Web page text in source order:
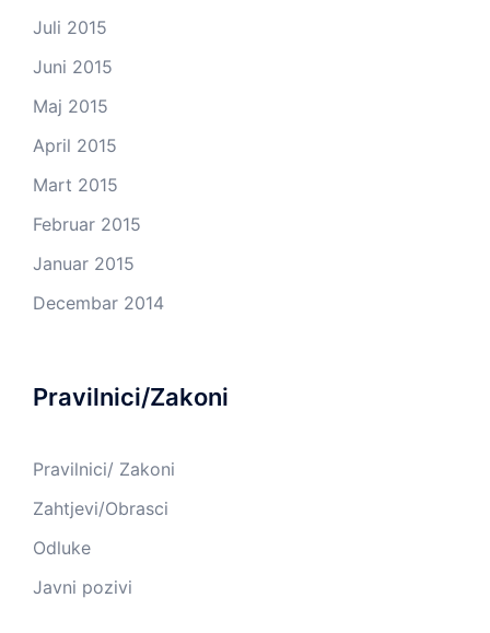
Juli 2015
Juni 2015
Maj 2015
April 2015
Mart 2015
Februar 2015
Januar 2015
Decembar 2014
Pravilnici/Zakoni
Pravilnici/ Zakoni
Zahtjevi/Obrasci
Odluke
Javni pozivi